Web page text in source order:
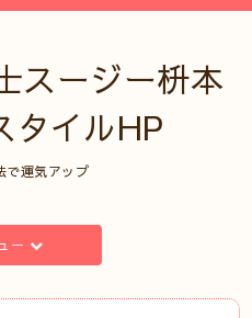
スージー枡本
タイルHP
で運気アップ
ー